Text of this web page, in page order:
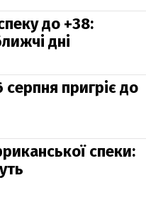
до +38:
дні
серпня пригріє до
спеки: